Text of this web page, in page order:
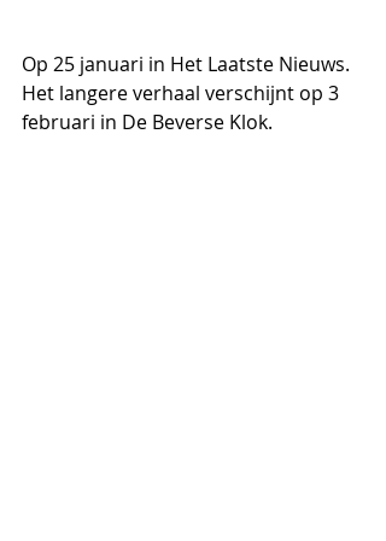
Op 25 januari in Het Laatste Nieuws.
Het langere verhaal verschijnt op 3
februari in De Beverse Klok.